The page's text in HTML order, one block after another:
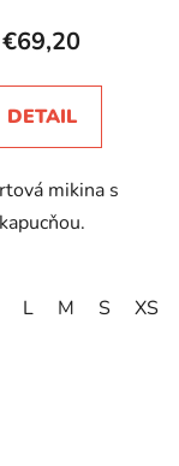
€69,20
DETAIL
mikina s
kapucňou.
L M S XS